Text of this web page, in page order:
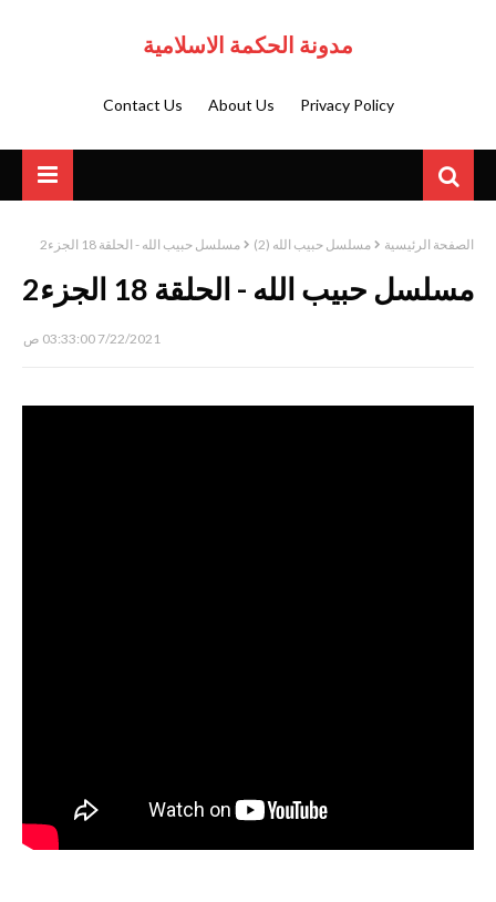
مدونة الحكمة الاسلامية
Privacy Policy
About Us
Contact Us
الصفحة الرئيسية مسلسل حبيب الله (2) مسلسل حبيب الله - الحلقة 18 الجزء2
مسلسل حبيب الله - الحلقة 18 الجزء2
7/22/2021 03:33:00 ص